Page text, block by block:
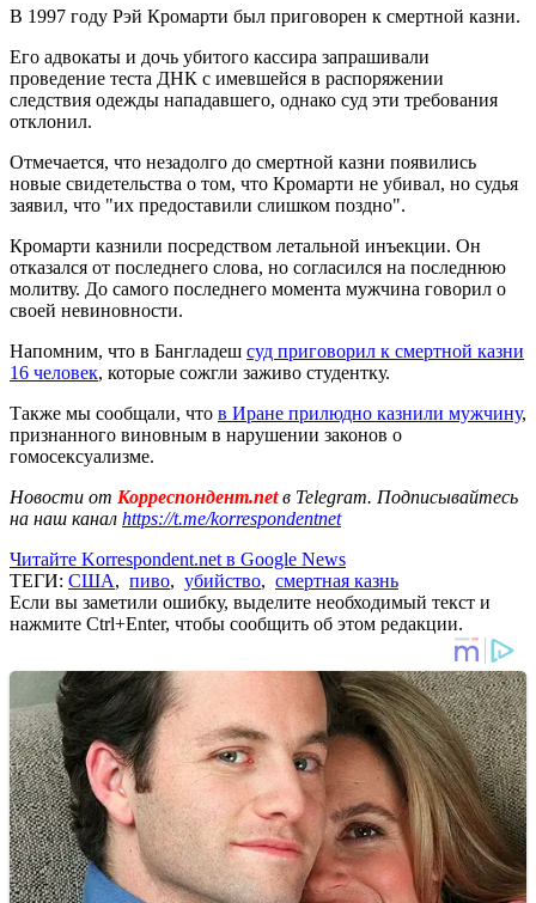
В 1997 году Рэй Кромарти был приговорен к смертной казни.
Его адвокаты и дочь убитого кассира запрашивали
проведение теста ДНК с имевшейся в распоряжении
следствия одежды нападавшего, однако суд эти требования
отклонил.
Отмечается, что незадолго до смертной казни появились
новые свидетельства о том, что Кромарти не убивал, но судья
заявил, что "их предоставили слишком поздно".
Кромарти казнили посредством летальной инъекции. Он
отказался от последнего слова, но согласился на последнюю
молитву. До самого последнего момента мужчина говорил о
своей невиновности.
Напомним, что в Бангладеш суд приговорил к смертной казни
16 человек, которые сожгли заживо студентку.
Также мы сообщали, что в Иране прилюдно казнили мужчину,
признанного виновным в нарушении законов о
гомосексуализме.
Новости от Корреспондент.netв Telegram. Подписывайтесь
на наш канал https://t.me/korrespondentnet
Читайте Korrespondent.net в Google News
ТЕГИ: США, пиво, убийство, смертная казнь
Если вы заметили ошибку, выделите необходимый текст и
нажмите Ctrl+Enter, чтобы сообщить об этом редакции.